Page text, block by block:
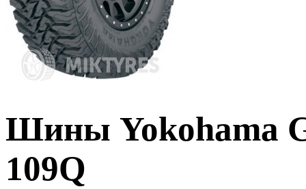
Шины Yokohama
109Q